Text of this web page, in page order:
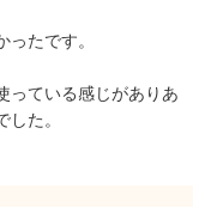
たです。
っている感じがありあ
た。